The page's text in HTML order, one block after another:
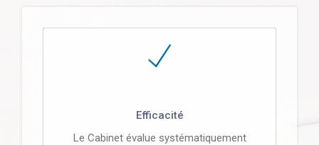
Efficacité
Le Cabinet évalue systématiquement